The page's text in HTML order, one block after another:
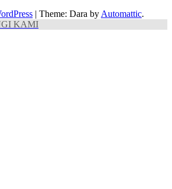
| Theme: Dara by Automattic.
KAMI